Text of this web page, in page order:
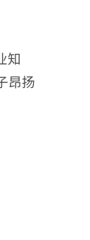
知
昂扬